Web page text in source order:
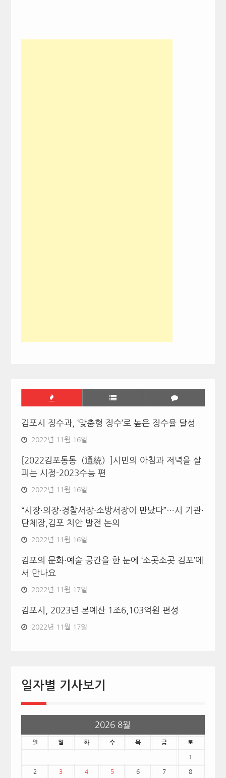
김포시 징수과, ‘맞춤형 징수’로 높은 징수율 달성
2022년 11월 16일
[2022김포통통（通統）]시민의 아침과 저녁을 살
피는 시정-2023수능 편
2022년 11월 16일
“시장·의장·경찰서장·소방서장이 만났다”…시 기관·
단체장,김포 치안 발전 논의
2022년 11월 16일
김포의 문화·예술 공간을 한 눈에 ‘소곳소곳 김포’에
서 만나요
2022년 11월 17일
김포시, 2023년 본예산 1조6,103억원 편성
2022년 11월 17일
일자별 기사보기
2026 8월
일 월 화 수 목 금 토
1
2 3 4 5 6 7 8